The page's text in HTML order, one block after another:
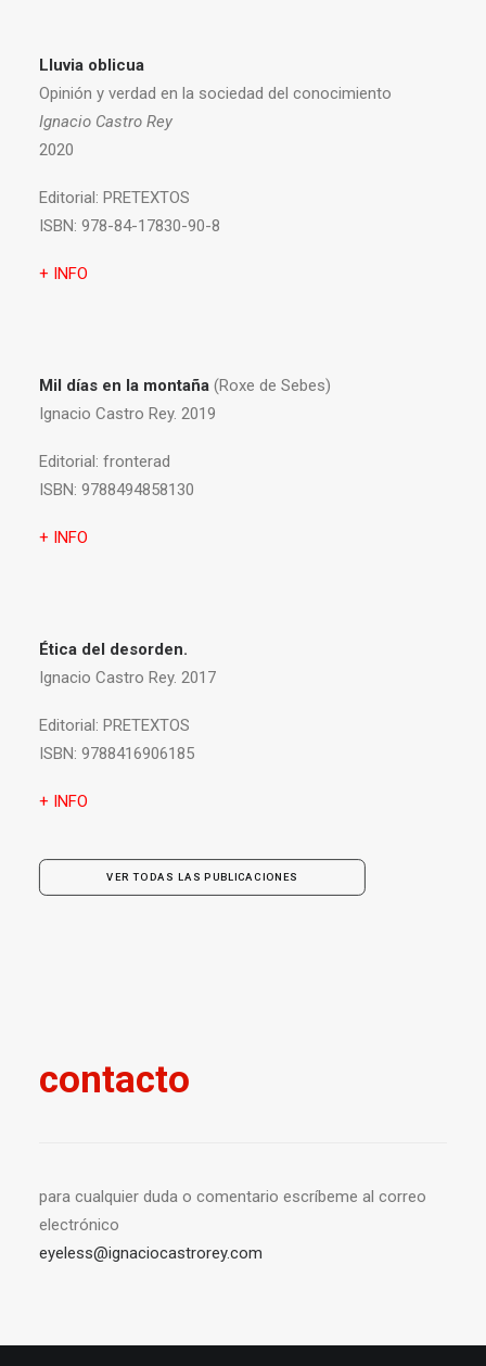
Lluvia oblicua
Opinión y verdad en la sociedad del conocimiento
Ignacio Castro Rey
2020
Editorial: PRETEXTOS
ISBN: 978-84-17830-90-8
+ INFO
Mil días en la montaña (Roxe de Sebes)
Ignacio Castro Rey. 2019
Editorial: fronterad
ISBN: 9788494858130
+ INFO
Ética del desorden.
Ignacio Castro Rey. 2017
Editorial: PRETEXTOS
ISBN: 9788416906185
+ INFO
VER TODAS LAS PUBLICACIONES
contacto
para cualquier duda o comentario escríbeme al correo
electrónico
eyeless@ignaciocastrorey.com